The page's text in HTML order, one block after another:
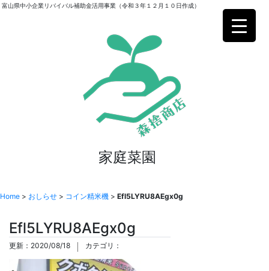
富山県中小企業リバイバル補助金活用事業（令和３年１２月１０日作成）
家庭菜園
Home > おしらせ > コイン精米機 > Efl5LYRU8AEgx0g
Efl5LYRU8AEgx0g
更新：2020/08/18 カテゴリ：